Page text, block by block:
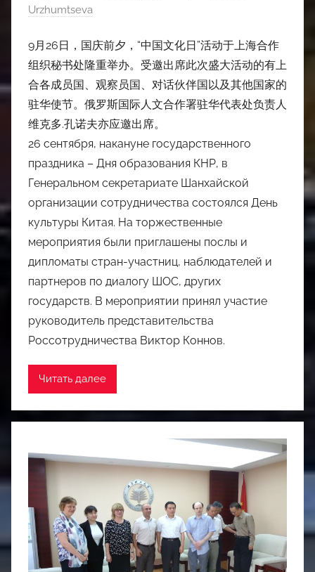
Urzhumtseva
9月26日，国庆前夕，“中国文化日”活动于上海合作
组织秘书处隆重举办。受邀出席此次盛大活动的有上
合各成员国、观察员国、对话伙伴国以及其他国家的
驻华使节。俄罗斯国际人文合作署驻华代表处负责人
维克多.孔诺夫亦应邀出席。
26 сентября, накануне государственного
праздника – Дня образования КНР, в
Генеральном секретариате Шанхайской
организации сотрудничества состоялся День
культуры Китая. На торжественные
мероприятия были приглашены послы и
дипломаты стран-участниц, наблюдателей и
партнеров по диалогу ШОС, других
государств. В мероприятии принял участие
руководитель представительства
Россотрудничества Виктор Коннов.
Читать далее